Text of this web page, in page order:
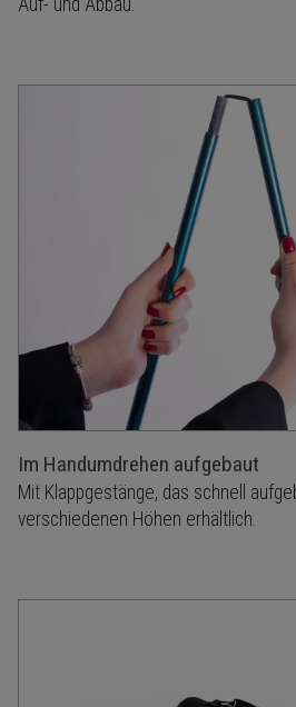
Auf- und Abbau.
Im Handumdrehen aufgebaut
Mit Klappgestänge, das schnell
verschiedenen Höhen erhältlich.